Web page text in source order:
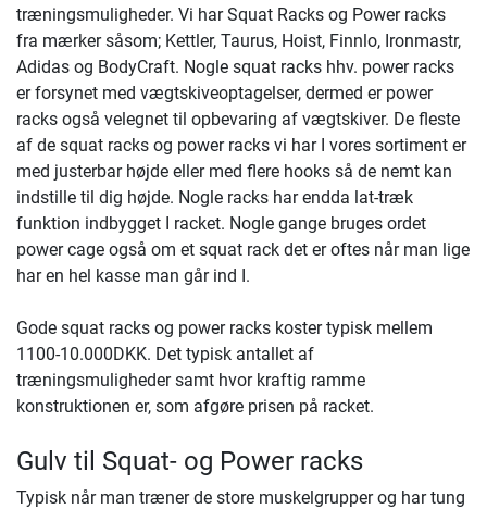
træningsmuligheder. Vi har Squat Racks og Power racks
fra mærker såsom; Kettler, Taurus, Hoist, Finnlo, Ironmastr,
Adidas og BodyCraft. Nogle squat racks hhv. power racks
er forsynet med vægtskiveoptagelser, dermed er power
racks også velegnet til opbevaring af vægtskiver. De fleste
af de squat racks og power racks vi har I vores sortiment er
med justerbar højde eller med flere hooks så de nemt kan
indstille til dig højde. Nogle racks har endda lat-træk
funktion indbygget I racket. Nogle gange bruges ordet
power cage også om et squat rack det er oftes når man lige
har en hel kasse man går ind I.
Gode squat racks og power racks koster typisk mellem
1100-10.000DKK. Det typisk antallet af
træningsmuligheder samt hvor kraftig ramme
konstruktionen er, som afgøre prisen på racket.
Gulv til Squat- og Power racks
Typisk når man træner de store muskelgrupper og har tung